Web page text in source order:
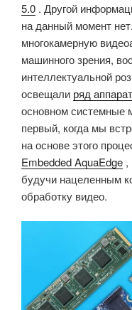
5.0 . Другой
на данный момент
многокамерную
машинного зрения,
интеллектуальной
освещали ряд
основном системные
первый, когда мы
на основе этого
Embedded AquaEdge ,
будучи нацеленным
обработку видео.